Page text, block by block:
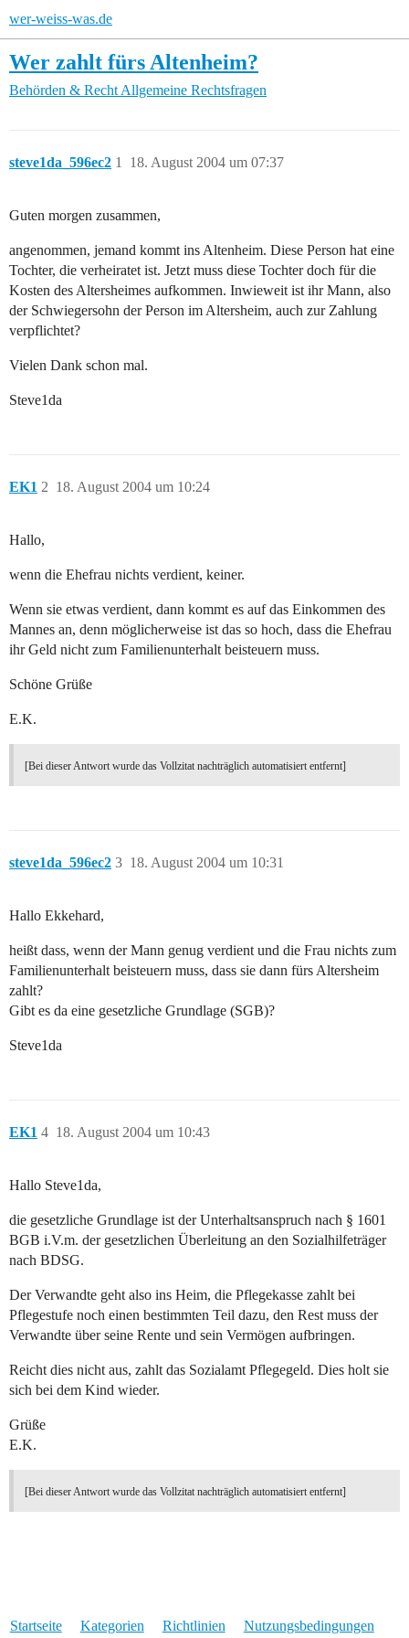
wer-weiss-was.de
Wer zahlt fürs Altenheim?
Behörden & Recht Allgemeine Rechtsfragen
steve1da_596ec2 18. August 2004 um 07:37
1
Guten morgen zusammen,
angenommen, jemand kommt ins Altenheim. Diese Person hat eine
Tochter, die verheiratet ist. Jetzt muss diese Tochter doch für die
Kosten des Altersheimes aufkommen. Inwieweit ist ihr Mann, also
der Schwiegersohn der Person im Altersheim, auch zur Zahlung
verpflichtet?
Vielen Dank schon mal.
Steve1da
EK1 18. August 2004 um 10:24
2
Hallo,
wenn die Ehefrau nichts verdient, keiner.
Wenn sie etwas verdient, dann kommt es auf das Einkommen des
Mannes an, denn möglicherweise ist das so hoch, dass die Ehefrau
ihr Geld nicht zum Familienunterhalt beisteuern muss.
Schöne Grüße
E.K.
[Bei dieser Antwort wurde das Vollzitat nachträglich automatisiert entfernt]
steve1da_596ec2 18. August 2004 um 10:31
3
Hallo Ekkehard,
heißt dass, wenn der Mann genug verdient und die Frau nichts zum
Familienunterhalt beisteuern muss, dass sie dann fürs Altersheim
zahlt?
Gibt es da eine gesetzliche Grundlage (SGB)?
Steve1da
EK1 18. August 2004 um 10:43
4
Hallo Steve1da,
die gesetzliche Grundlage ist der Unterhaltsanspruch nach § 1601
BGB i.V.m. der gesetzlichen Überleitung an den Sozialhilfeträger
nach BDSG.
Der Verwandte geht also ins Heim, die Pflegekasse zahlt bei
Pflegestufe noch einen bestimmten Teil dazu, den Rest muss der
Verwandte über seine Rente und sein Vermögen aufbringen.
Reicht dies nicht aus, zahlt das Sozialamt Pflegegeld. Dies holt sie
sich bei dem Kind wieder.
Grüße
E.K.
[Bei dieser Antwort wurde das Vollzitat nachträglich automatisiert entfernt]
Startseite Kategorien Richtlinien Nutzungsbedingungen